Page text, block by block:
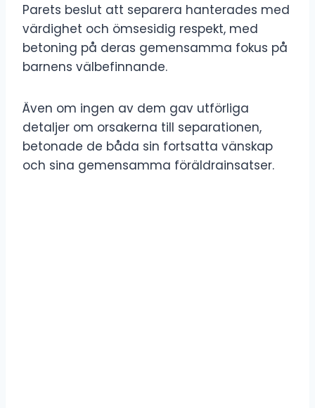
Parets beslut att separera hanterades med
värdighet och ömsesidig respekt, med
betoning på deras gemensamma fokus på
barnens välbefinnande.
Även om ingen av dem gav utförliga
detaljer om orsakerna till separationen,
betonade de båda sin fortsatta vänskap
och sina gemensamma föräldrainsatser.